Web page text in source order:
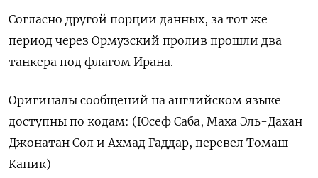
Согласно другой порции данных, за ‌тот же
период через Ормузский пролив прошли два
‌танкера под флагом Ирана.
Оригиналы сообщений на английском языке
доступны ​по кодам: (Юсеф Саба, Маха Эль-Дахан
Джонатан Сол ‌и Ахмад Гаддар, перевел Томаш
Каник)